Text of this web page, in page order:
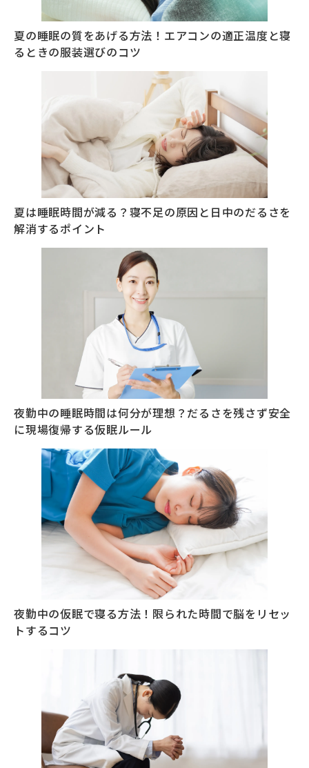
夏の睡眠の質をあげる方法！エアコンの適正温度と寝
るときの服装選びのコツ
夏は睡眠時間が減る？寝不足の原因と日中のだるさを
解消するポイント
夜勤中の睡眠時間は何分が理想？だるさを残さず安全
に現場復帰する仮眠ルール
夜勤中の仮眠で寝る方法！限られた時間で脳をリセッ
トするコツ